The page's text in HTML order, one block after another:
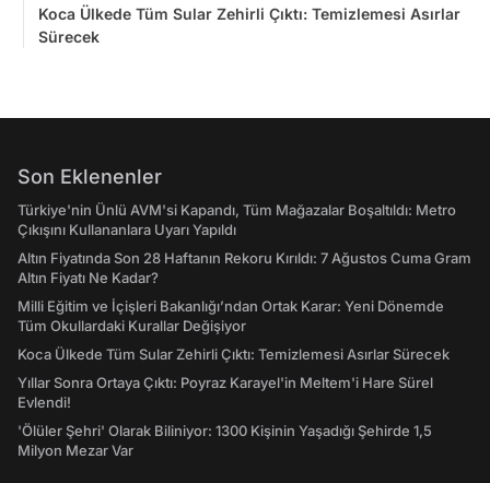
Koca Ülkede Tüm Sular Zehirli Çıktı: Temizlemesi Asırlar
Sürecek
Son Eklenenler
Türkiye'nin Ünlü AVM'si Kapandı, Tüm Mağazalar Boşaltıldı: Metro
Çıkışını Kullananlara Uyarı Yapıldı
Altın Fiyatında Son 28 Haftanın Rekoru Kırıldı: 7 Ağustos Cuma Gram
Altın Fiyatı Ne Kadar?
Milli Eğitim ve İçişleri Bakanlığı’ndan Ortak Karar: Yeni Dönemde
Tüm Okullardaki Kurallar Değişiyor
Koca Ülkede Tüm Sular Zehirli Çıktı: Temizlemesi Asırlar Sürecek
Yıllar Sonra Ortaya Çıktı: Poyraz Karayel'in Meltem'i Hare Sürel
Evlendi!
'Ölüler Şehri' Olarak Biliniyor: 1300 Kişinin Yaşadığı Şehirde 1,5
Milyon Mezar Var